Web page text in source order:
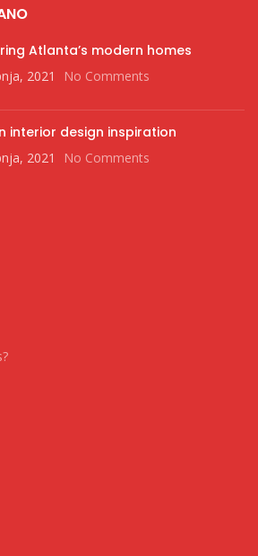
Atlanta’s modern homes
2021 No Comments
interior design inspiration
2021 No Comments